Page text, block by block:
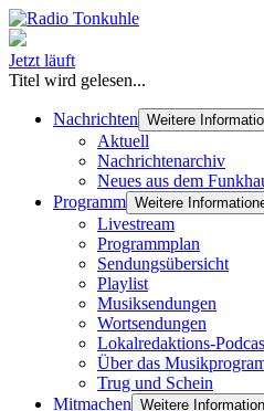
Jetzt läuft
Titel wird gelesen...
Nachrichten Weitere
Aktuell
Nachrichtenarchiv
Neues aus dem
Programm Weitere
Livestream
Programmplan
Sendungsübersicht
Playlist
Musiksendungen
Wortsendungen
Lokalredaktions-
Über das
Trug und Schein
Mitmachen Weitere